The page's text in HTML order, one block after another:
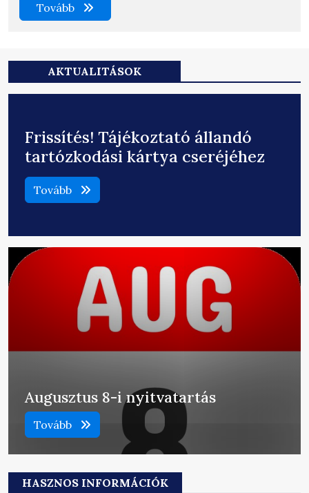
Tovább
AKTUALITÁSOK
Frissítés! Tájékoztató állandó
tartózkodási kártya cseréjéhez
Tovább
Augusztus 8-i nyitvatartás
Tovább
HASZNOS INFORMÁCIÓK